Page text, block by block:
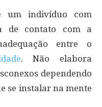
um indivíduo com
de contato com a
entre o
. Não elabora
dependendo
se instalar na mente